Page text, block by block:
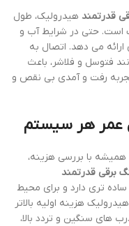
قدرتمند هیدرولیک، طول
است. حتی در شرایط آب و
ارائه می دهد. اتصال به
فتوسل و فلاشر، باعث
رفت و آمدی بی نقص و
عمر هر سیستم
با بررسی هزینه،
برقی قدرتمند
ساده تری دارد و برای محیط
هزینه اولیه بالاتر
های سنگین و تردد بالا،